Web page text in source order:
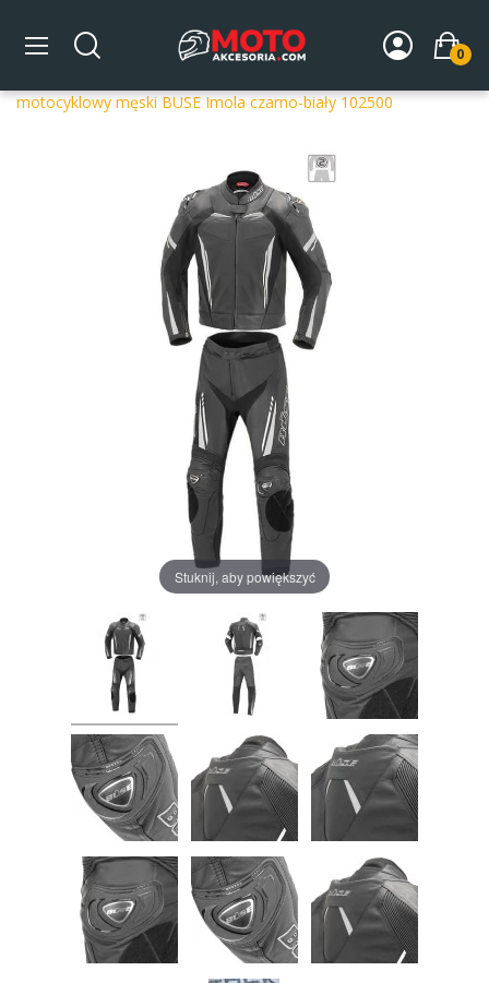
0
Strona główna DLA MOTOCYKLISTY
motocyklowy męski BUSE Imola czarno-biały 102500
Stuknij, aby powiększyć